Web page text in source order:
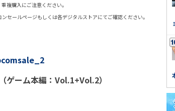
複購入にご注意ください。
セールページもしくは各デジタルストアにてご確認ください。
ーム本編：Vol.1+Vol.2）